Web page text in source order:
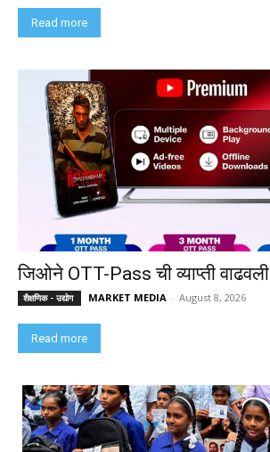
Read more
जिओने OTT-Pass ची व्याप्ती वाढवली
शैक्षणिक - उद्योग MARKET MEDIA - August 8, 2026
Read more